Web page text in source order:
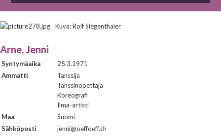
Kuva: Rolf Siegenthaler
Arne, Jenni
Syntymäaika
25.3.1971
Ammatti
Tanssija
Tanssinopettaja
Koreografi
Ilma-artisti
Maa
Suomi
Sähköposti
jenni@oeffoeff.ch